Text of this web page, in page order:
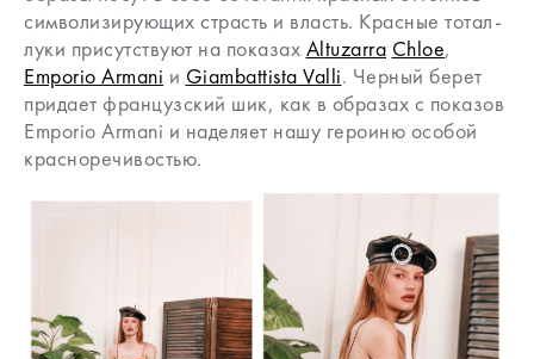
символизирующих страсть и власть. Красные тотал-
луки присутствуют на показах Altuzarra Chloe,
Emporio Armani и Giambattista Valli. Черный берет
придает французский шик, как в образах с показов
Emporio Armani и наделяет нашу героиню особой
красноречивостью.